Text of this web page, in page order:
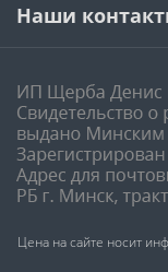
Наши
Цена на сайте носит